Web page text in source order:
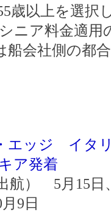
歳以上を選
ニア料金適
船会社側の都
エッジ イタ
ア発着
航） 5月15日
9日